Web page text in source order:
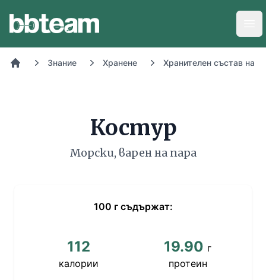
Знание Хранене Хранителен състав на
Костур
Морски, варен на пара
100 г съдържат:
112
калории
19.90 г
протеин